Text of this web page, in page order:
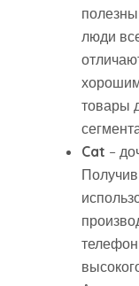
люди
товары
Cat –